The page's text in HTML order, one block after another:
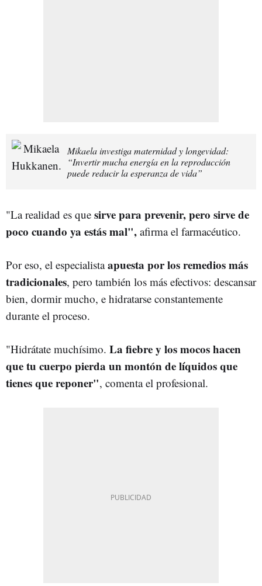
Mikaela investiga maternidad y longevidad:
“Invertir mucha energía en la reproducción
puede reducir la esperanza de vida”
"La realidad es que sirve para prevenir, pero sirve de
poco cuando ya estás mal", afirma el farmacéutico.
Por eso, el especialistaapuesta por los remedios más
tradicionales, pero también los más efectivos: descansar
bien, dormir mucho, e hidratarse constantemente
durante el proceso.
"Hidrátate muchísimo. La fiebre y los mocos hacen
que tu cuerpo pierda un montón de líquidos que
tienes que reponer", comenta el profesional.